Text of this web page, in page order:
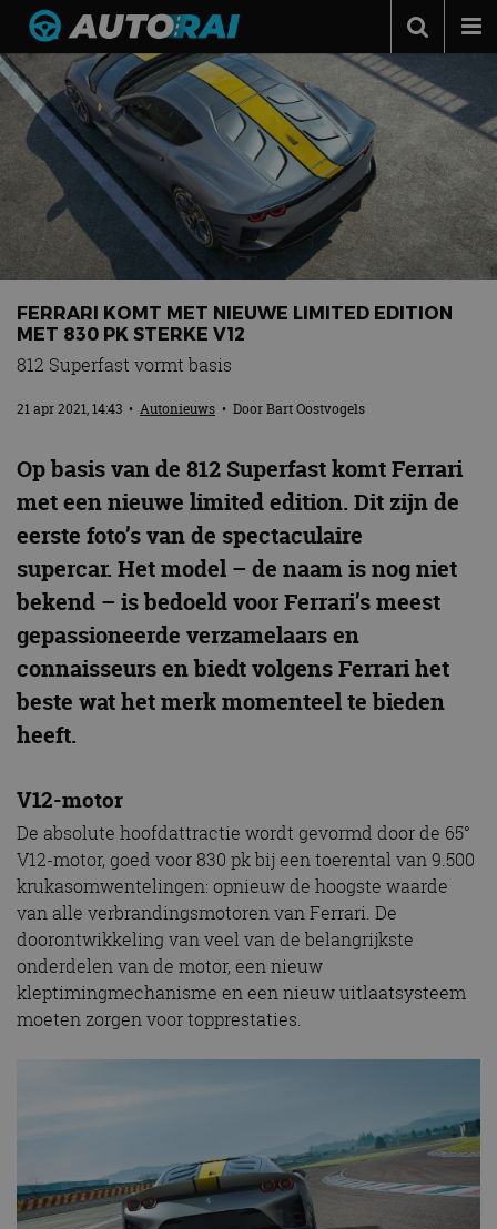
Autonieuws
Podcast
Autotests
Automerken
Adverteren
Contact
MotorRAI.nl
FERRARI KOMT MET NIEUWE LIMITED EDITION
MET 830 PK STERKE V12
812 Superfast vormt basis
21 apr 2021, 14:43 • Autonieuws • DoorBart Oostvogels
Op basis van de 812 Superfast komt Ferrari
met een nieuwe limited edition. Dit zijn de
eerste foto’s van de spectaculaire
supercar. Het model – de naam is nog niet
bekend – is bedoeld voor Ferrari’s meest
gepassioneerde verzamelaars en
connaisseurs en biedt volgens Ferrari het
beste wat het merk momenteel te bieden
heeft.
V12-motor
De absolute hoofdattractie wordt gevormd door de 65°
V12-motor, goed voor 830 pk bij een toerental van 9.500
krukasomwentelingen: opnieuw de hoogste waarde
van alle verbrandingsmotoren van Ferrari. De
doorontwikkeling van veel van de belangrijkste
onderdelen van de motor, een nieuw
kleptimingmechanisme en een nieuw uitlaatsysteem
moeten zorgen voor topprestaties.